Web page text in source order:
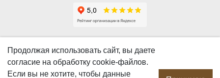
О компании
Производство
Продолжая использовать сайт, вы даете
согласие на обработку cookie-файлов.
Если вы не хотите, чтобы данные